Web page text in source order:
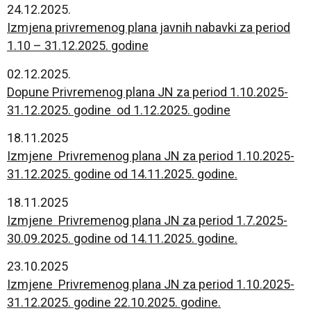
24.12.2025.
Izmjena privremenog plana javnih nabavki za period
1.10 – 31.12.2025. godine
02.12.2025.
Dopune Privremenog plana JN za period 1.10.2025-
31.12.2025. godine od 1.12.2025. godine
18.11.2025
Izmjene Privremenog plana JN za period 1.10.2025-
31.12.2025. godine od 14.11.2025. godine.
18.11.2025
Izmjene Privremenog plana JN za period 1.7.2025-
30.09.2025. godine od 14.11.2025. godine.
23.10.2025
Izmjene Privremenog plana JN za period 1.10.2025-
31.12.2025. godine 22.10.2025. godine.